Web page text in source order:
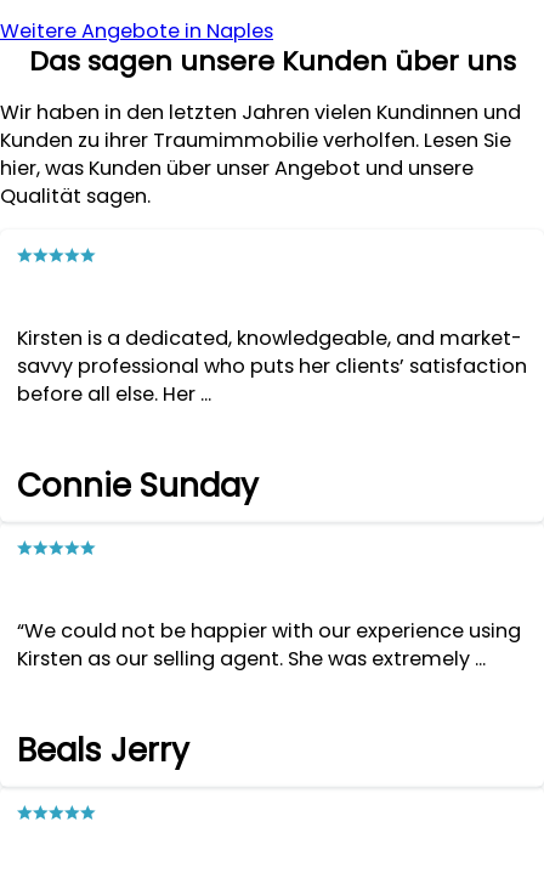
Weitere Angebote in Naples
Das sagen unsere Kunden über uns
Wir haben in den letzten Jahren vielen Kundinnen und
Kunden zu ihrer Traumimmobilie verholfen. Lesen Sie
hier, was Kunden über unser Angebot und unsere
Qualität sagen.
Kirsten is a dedicated, knowledgeable, and market-
savvy professional who puts her clients’ satisfaction
before all else. Her ...
Connie Sunday
“We could not be happier with our experience using
Kirsten as our selling agent. She was extremely ...
Beals Jerry